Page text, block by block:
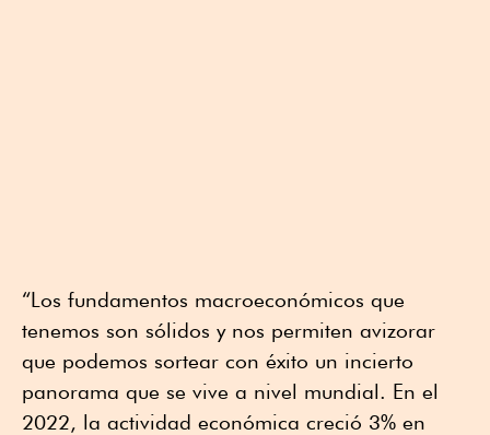
“Los fundamentos macroeconómicos que
tenemos son sólidos y nos permiten avizorar
que podemos sortear con éxito un incierto
panorama que se vive a nivel mundial. En el
2022, la actividad económica creció 3% en